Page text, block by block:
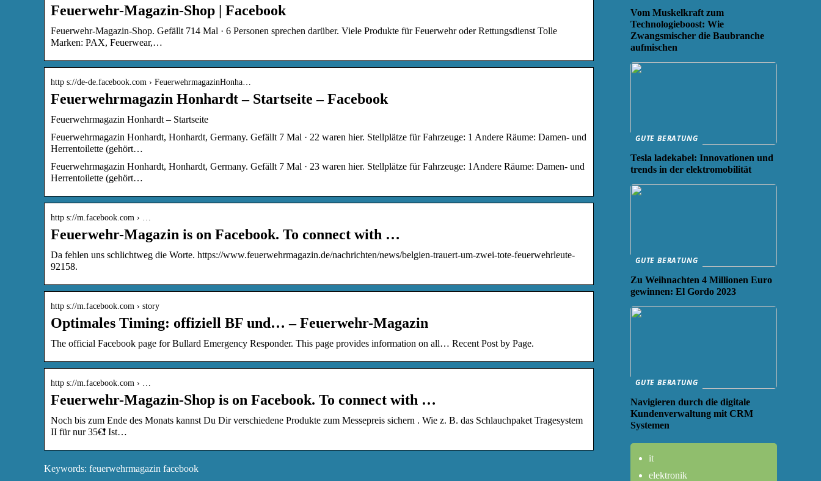
Feuerwehr-Magazin-Shop | Facebook
Feuerwehr-Magazin-Shop. Gefällt 714 Mal · 6 Personen sprechen darüber. Viele Produkte für Feuerwehr oder Rettungsdienst Tolle
Marken: PAX, Feuerwear,…
http s://de-de.facebook.com › FeuerwehrmagazinHonha…
Feuerwehrmagazin Honhardt – Startseite – Facebook
Feuerwehrmagazin Honhardt – Startseite
Feuerwehrmagazin Honhardt, Honhardt, Germany. Gefällt 7 Mal · 22 waren hier. Stellplätze für Fahrzeuge: 1 Andere Räume: Damen- und
Herrentoilette (gehört…
Feuerwehrmagazin Honhardt, Honhardt, Germany. Gefällt 7 Mal · 23 waren hier. Stellplätze für Fahrzeuge: 1Andere Räume: Damen- und
Herrentoilette (gehört…
http s://m.facebook.com › …
Feuerwehr-Magazin is on Facebook. To connect with …
Da fehlen uns schlichtweg die Worte. https://www.feuerwehrmagazin.de/nachrichten/news/belgien-trauert-um-zwei-tote-feuerwehrleute-
92158.
http s://m.facebook.com › story
Optimales Timing: offiziell BF und… – Feuerwehr-Magazin
The official Facebook page for Bullard Emergency Responder. This page provides information on all… Recent Post by Page.
http s://m.facebook.com › …
Feuerwehr-Magazin-Shop is on Facebook. To connect with …
Noch bis zum Ende des Monats kannst Du Dir verschiedene Produkte zum Messepreis sichern . Wie z. B. das Schlauchpaket Tragesystem
II für nur 35€❗️ Ist…
Keywords: feuerwehrmagazin facebook
Vom Muskelkraft zum
Technologieboost: Wie
Zwangsmischer die Baubranche
aufmischen
GUTE BERATUNG
Tesla ladekabel: Innovationen und
trends in der elektromobilität
GUTE BERATUNG
Zu Weihnachten 4 Millionen Euro
gewinnen: El Gordo 2023
GUTE BERATUNG
Navigieren durch die digitale
Kundenverwaltung mit CRM
Systemen
it
elektronik